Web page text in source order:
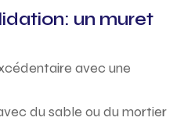
un muret
avec une
du sable ou du mortier